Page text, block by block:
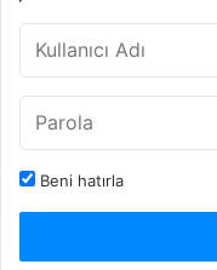
Beni hatırla